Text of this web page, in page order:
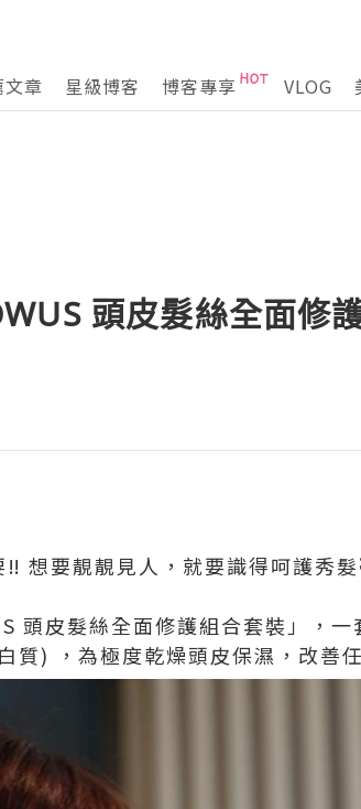
章 星級博客 博客專享 VLOG
頭皮髮絲全面修
想要靚靚見人，就要識得呵護秀
皮髮絲全面修護組合套裝」，一
質) ，為極度乾燥頭皮保濕，改善